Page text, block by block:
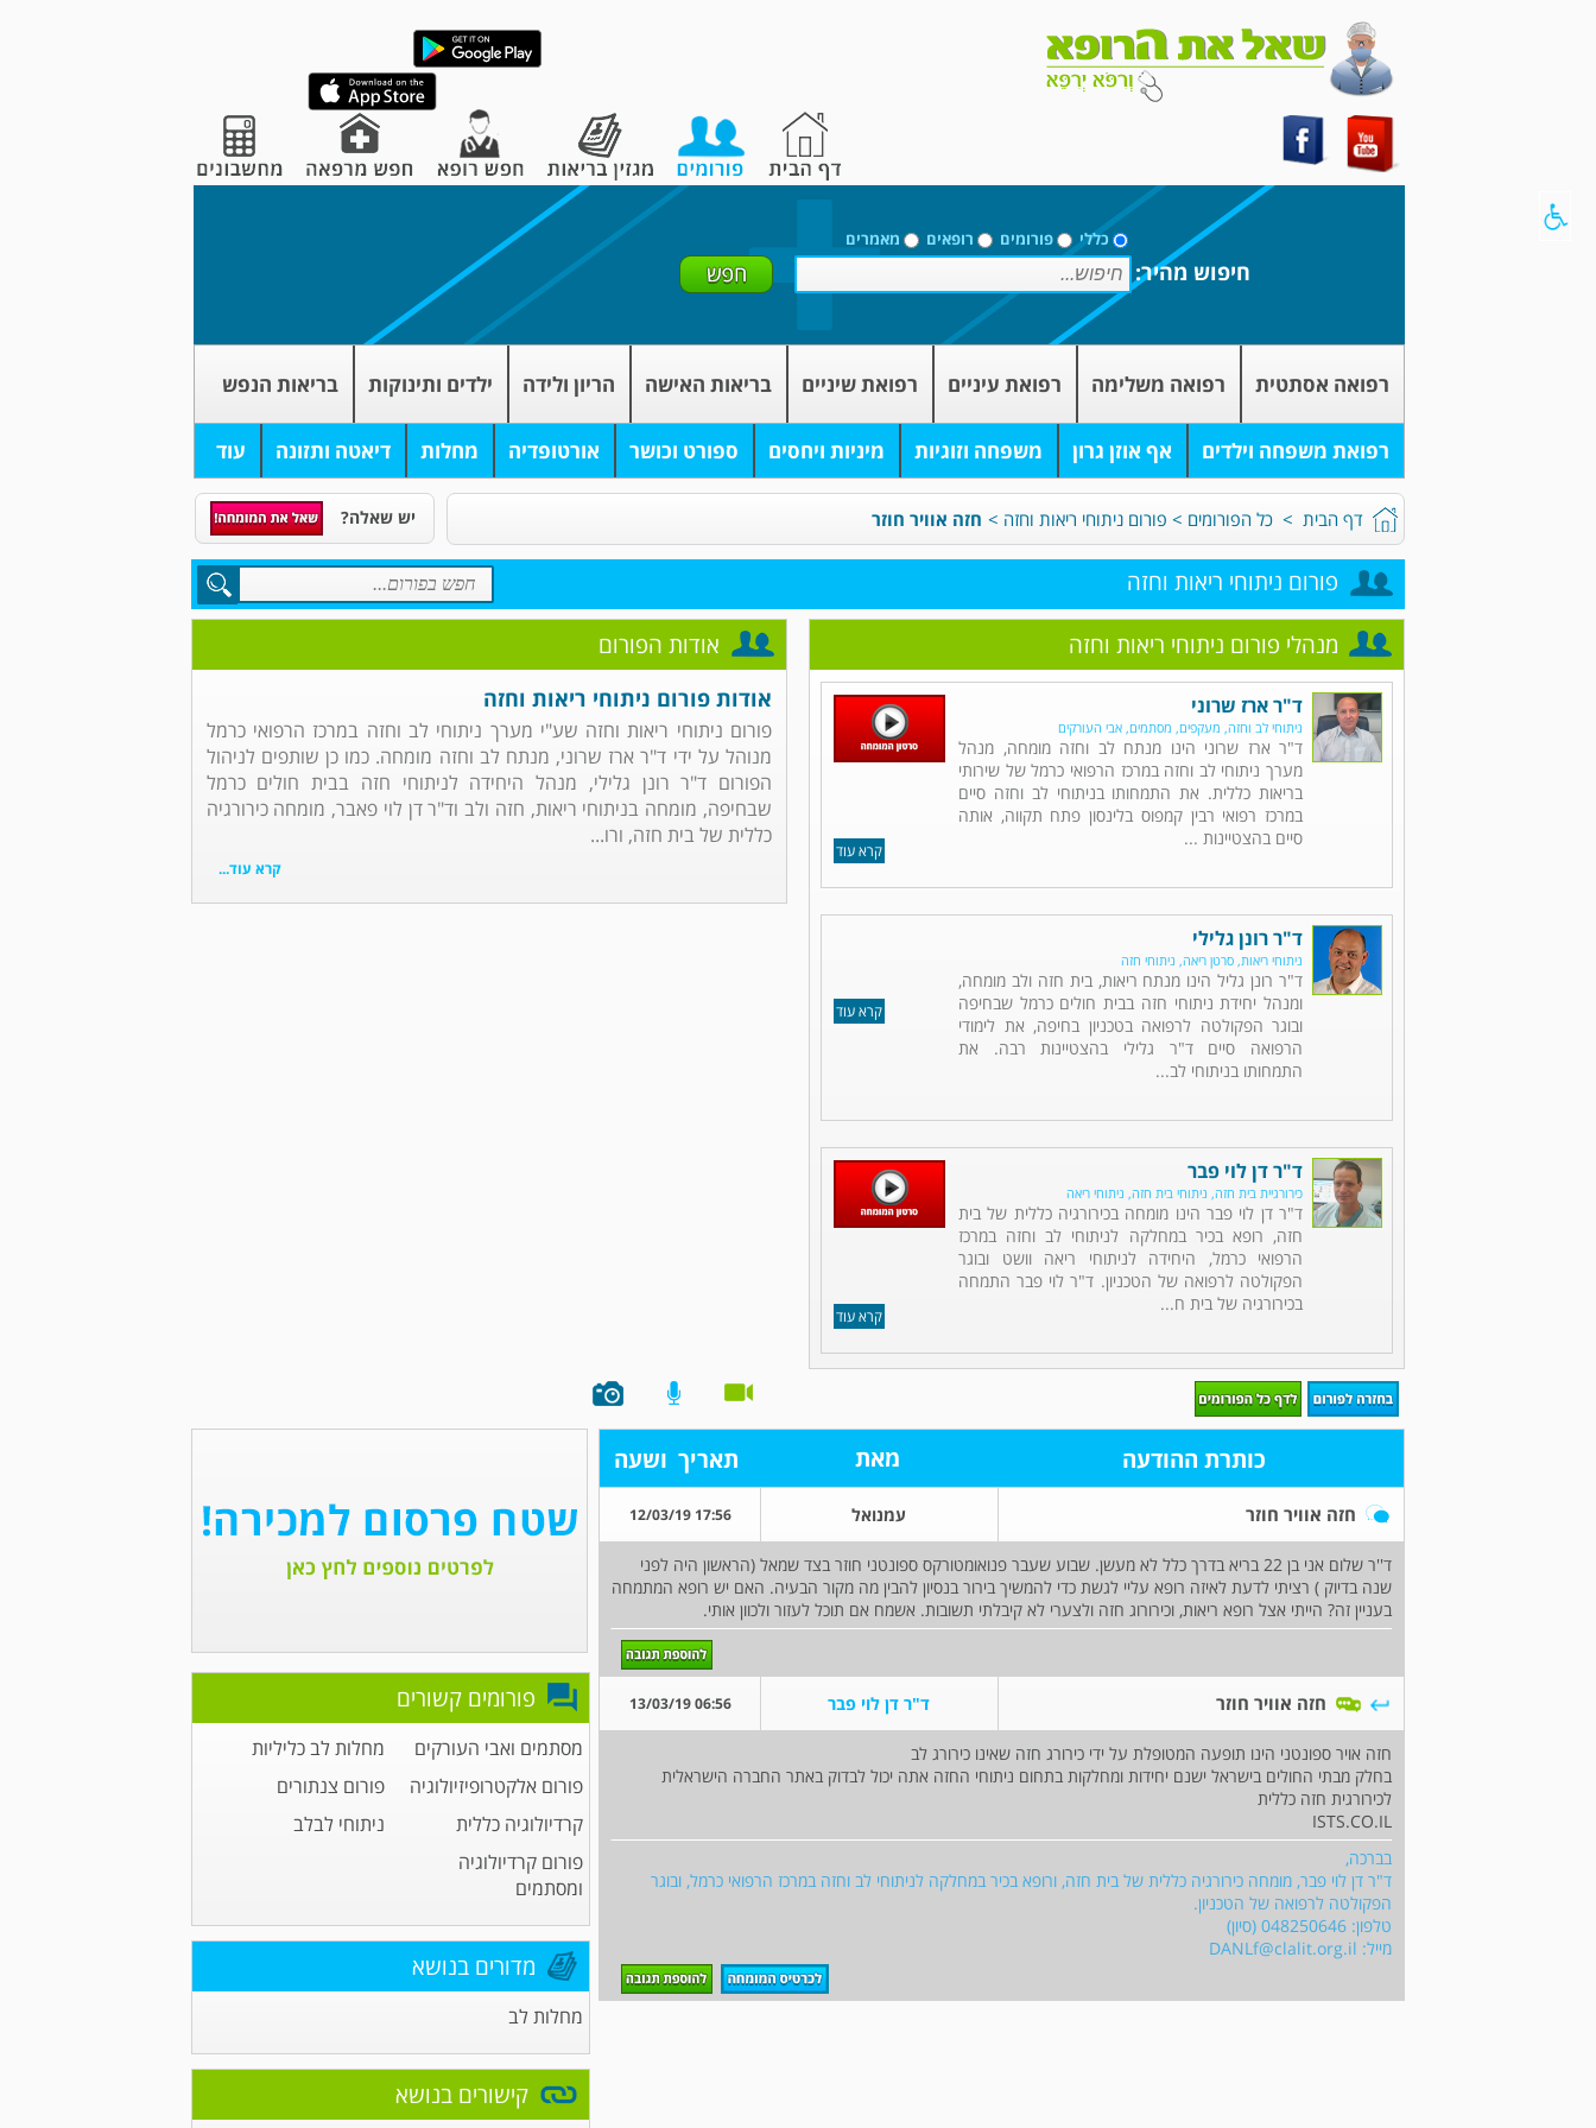
כללי פורומים רופאים מאמרים
חיפוש מהיר:
רפואה אסתטית רפואה משלימה רפואת עיניים רפואת שיניים בריאות האישה הריון ולידה ילדים ותינוקות בריאות הנפש
רפואת משפחה וילדים אף אוזן גרון משפחה וזוגיות מיניות ויחסים ספורט וכושר אורטופדיה מחלות דיאטה ותזונה עוד
דף הבית > כל הפורומים > פורום ניתוחי ריאות וחזה > חזה אוויר חוזר יש שאלה?
פורום ניתוחי ריאות וחזה
אודות הפורום
אודות פורום ניתוחי ריאות וחזה
פורום ניתוחי ריאות וחזה שע"י מערך ניתוחי לב וחזה במרכז הרפואי כרמל
מנוהל על ידי ד"ר ארז שרוני, מנתח לב וחזה מומחה. כמו כן שותפים לניהול
הפורום ד"ר רונן גלילי, מנהל היחידה לניתוחי חזה בבית חולים כרמל
שבחיפה, מומחה בניתוחי ריאות, חזה ולב וד"ר דן לוי פאבר, מומחה כירורגיה
כללית של בית חזה, ורו...
קרא עוד...
מנהלי פורום ניתוחי ריאות וחזה
קרא עוד
ד"ר ארז שרוני
ניתוחי לב וחזה, מעקפים, מסתמים, אבי העורקים
ד"ר ארז שרוני הינו מנתח לב וחזה מומחה, מנהל
מערך ניתוחי לב וחזה במרכז הרפואי כרמל של שירותי
בריאות כללית. את התמחותו בניתוחי לב וחזה סיים
במרכז רפואי רבין קמפוס בלינסון פתח תקווה, אותה
סיים בהצטיינות ...
קרא עוד
ד"ר רונן גלילי
ניתוחי ריאות, סרטן ריאה, ניתוחי חזה
ד"ר רונן גליל הינו מנתח ריאות, בית חזה ולב מומחה,
ומנהל יחידת ניתוחי חזה בבית חולים כרמל שבחיפה
ובוגר הפקולטה לרפואה בטכניון בחיפה, את לימודי
הרפואה סיים ד"ר גלילי בהצטיינות רבה. את
התמחותו בניתוחי לב...
קרא עוד
ד"ר דן לוי פבר
כירורגיית בית חזה, ניתוחי בית חזה, ניתוחי ריאה
ד"ר דן לוי פבר הינו מומחה בכירורגיה כללית של בית
חזה, רופא בכיר במחלקה לניתוחי לב וחזה במרכז
הרפואי כרמל, היחידה לניתוחי ריאה וושט ובוגר
הפקולטה לרפואה של הטכניון. ד"ר לוי פבר התמחה
בכירורגיה של בית ח...
כותרת ההודעה מאת תאריך ושעה
חזה אוויר חוזר עמנואל 17:56 12/03/19
ד''ר שלום אני בן 22 בריא בדרך כלל לא מעשן. שבוע שעבר פנואומטורקס ספונטני חוזר בצד שמאל (הראשון היה לפני
שנה בדיוק ) רציתי לדעת לאיזה רופא עליי לגשת כדי להמשיך בירור בנסיון להבין מה מקור הבעיה. האם יש רופא המתמחה
בעניין זה? הייתי אצל רופא ריאות, וכירורוג חזה ולצערי לא קיבלתי תשובות. אשמח אם תוכל לעזור ולכוון אותי.
חזה אוויר חוזר ד"ר דן לוי פבר 06:56 13/03/19
חזה אויר ספונטני הינו תופעה המטופלת על ידי כירורג חזה שאינו כירורג לב
בחלק מבתי החולים בישראל ישנם יחידות ומחלקות בתחום ניתוחי החזה אתה יכול לבדוק באתר החברה הישראלית
לכירורגית חזה כללית
ISTS.CO.IL
בברכה,
ד"ר דן לוי פבר, מומחה כירורגיה כללית של בית חזה, ורופא בכיר במחלקה לניתוחי לב וחזה במרכז הרפואי כרמל, ובוגר
הפקולטה לרפואה של הטכניון.
טלפון: 048250646 (סיון)
מייל: DANLf@clalit.org.il
פורומים קשורים
מסתמים ואבי העורקים
מחלות לב כליליות
פורום אלקטרופיזיולוגיה
פורום צנתורים
קרדיולוגיה כללית
ניתוחי לבלב
פורום קרדיולוגיה
ומסתמים
מדורים בנושא
מחלות לב
קישורים בנושא